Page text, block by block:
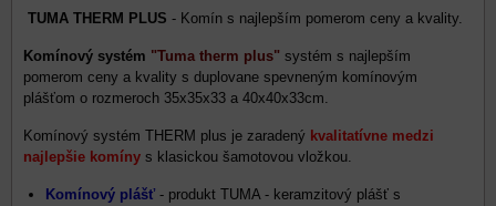
TUMA THERM PLUS - Komín s najlepším pomerom ceny a kvality.
Komínový systém "Tuma therm plus" systém s najlepším
pomerom ceny a kvality s duplovane spevneným komínovým
plášťom o rozmeroch 35x35x33 a 40x40x33cm.
Komínový systém THERM plus je zaradený kvalitatívne medzi
najlepšie komíny s klasickou šamotovou vložkou.
Komínový plášť - produkt TUMA - keramzitový plášť s